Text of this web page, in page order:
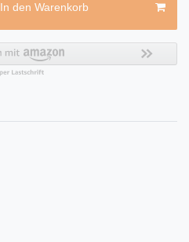
In den Warenkorb